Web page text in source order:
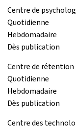
Centre de
Quotidienne
Hebdomadaire
Dès publication
Centre de rétention
Quotidienne
Hebdomadaire
Dès publication
Centre des